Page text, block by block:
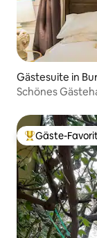
Gästesuite in
Schönes
Beliebter
Gäste-